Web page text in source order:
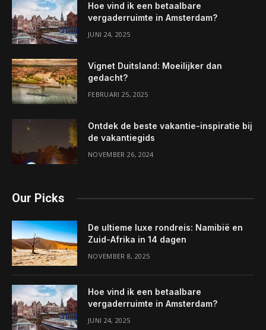
Hoe vind ik een betaalbare
vergaderruimte in Amsterdam?
JUNI 24, 2025
Vignet Duitsland: Moeilijker dan
gedacht?
FEBRUARI 25, 2025
Ontdek de beste vakantie-inspiratie bij
de vakantiegids
NOVEMBER 26, 2024
Our Picks
De ultieme luxe rondreis: Namibië en
Zuid-Afrika in 14 dagen
NOVEMBER 8, 2025
Hoe vind ik een betaalbare
vergaderruimte in Amsterdam?
JUNI 24, 2025